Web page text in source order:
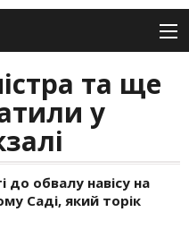
та ще
у
до обвалу навісу на
Саді, який торік